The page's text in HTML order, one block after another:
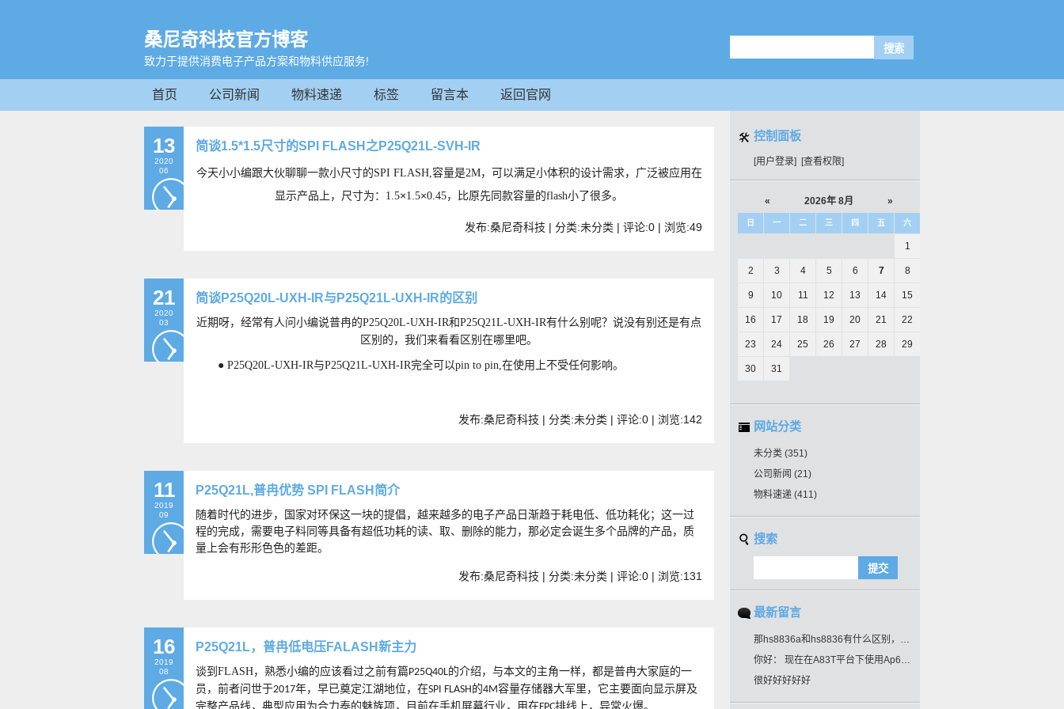
桑尼奇科技官方博客
致力于提供消费电子产品方案和物料供应服务!
首页 公司新闻 物料速递 标签 留言本 返回官网
13
2020
06
简谈1.5*1.5尺寸的SPI FLASH之P25Q21L-SVH-IR
今天小小编跟大伙聊聊一款小尺寸的SPI FLASH,容量是2M，可以满足小体积的设计需求，广泛被应用在
显示产品上，尺寸为：1.5×1.5×0.45，比原先同款容量的flash小了很多。
发布:桑尼奇科技 | 分类:未分类 | 评论:0 | 浏览:49
21
2020
03
简谈P25Q20L-UXH-IR与P25Q21L-UXH-IR的区别
近期呀，经常有人问小编说普冉的P25Q20L-UXH-IR和P25Q21L-UXH-IR有什么别呢？说没有别还是有点
区别的，我们来看看区别在哪里吧。
● P25Q20L-UXH-IR与P25Q21L-UXH-IR完全可以pin to pin,在使用上不受任何影响。
发布:桑尼奇科技 | 分类:未分类 | 评论:0 | 浏览:142
11
2019
09
P25Q21L,普冉优势 SPI FLASH简介
随着时代的进步，国家对环保这一块的提倡，越来越多的电子产品日渐趋于耗电低、低功耗化；这一过
程的完成，需要电子料同等具备有超低功耗的读、取、删除的能力，那必定会诞生多个品牌的产品，质
量上会有形形色色的差距。
发布:桑尼奇科技 | 分类:未分类 | 评论:0 | 浏览:131
16
2019
08
P25Q21L，普冉低电压FALASH新主力
谈到FLASH，熟悉小编的应该看过之前有篇P25Q40L的介绍，与本文的主角一样，都是普冉大家庭的一
员，前者问世于2017年，早已奠定江湖地位，在SPI FLASH的4M容量存储器大军里，它主要面向显示屏及
完整产品线，典型应用为合力泰的魅族项，目前在手机屏幕行业，用在
排线上，异常火爆。
控制面板
[用户登录] [查看权限]
« 2026年 8月 »
日 一 二 三 四 五 六
1
2 3 4 5 6 7 8
9 10 11 12 13 14 15
16 17 18 19 20 21 22
23 24 25 26 27 28 29
30 31
网站分类
未分类 (351)
公司新闻 (21)
物料速递 (411)
搜索
最新留言
那hs8836a和hs8836有什么区别，引脚一样吗？可以通用吗？
你好： 现在在A83T平台下使用Ap6212。使用默认频率115200时，芯片通讯正常。当切换到高波特率时，芯片再无回复。请帮忙指导一下是什么问题导致的。谢谢！！
很好好好好好